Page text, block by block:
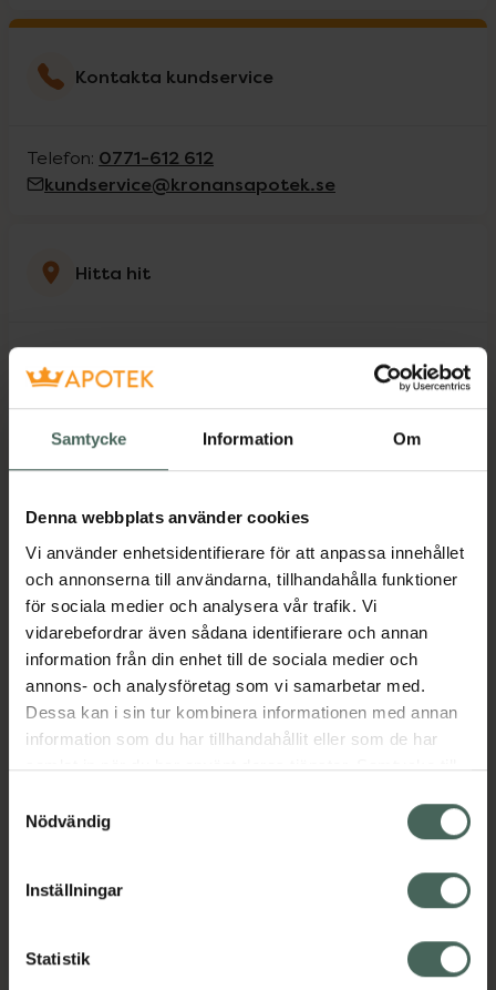
Samtycke Information Om
Denna webbplats använder cookies
Vi använder enhetsidentifierare för att anpassa innehållet
och annonserna till användarna, tillhandahålla funktioner
för sociala medier och analysera vår trafik. Vi
vidarebefordrar även sådana identifierare och annan
information från din enhet till de sociala medier och
annons- och analysföretag som vi samarbetar med.
Dessa kan i sin tur kombinera informationen med annan
information som du har tillhandahållit eller som de har
samlat in när du har använt deras tjänster. Samtycke till
återkalla ditt samtycke via webbplatsens
cookieinställningar. Ett återkallat samtycke påverkar inte
lagligheten av behandling som skett innan återkallelsen.
Nödvändig
Inställningar
Statistik
Kontakta kundservice
Telefon: 0771-612 612
kundservice@kronansapotek.se
Hitta hit
Västra Ringvägen 11
43267 Veddige
Öppettider idag
10:00-17:00
Måndag 10:00-17:00
Tisdag 10:00-17:00
Onsdag 10:00-17:00
Torsdag 10:00-17:00
Fredag